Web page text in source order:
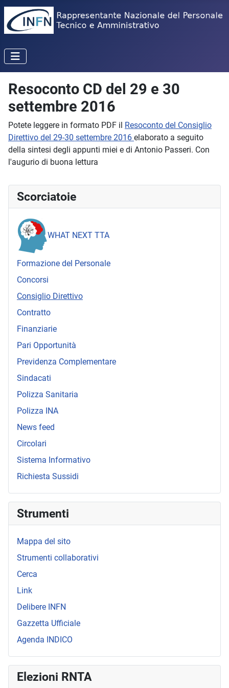
Scorciatoie
WHAT NEXT TTA
Formazione del Personale
Concorsi
Consiglio Direttivo
Contratto
Finanziarie
Pari Opportunità
Previdenza Complementare
Sindacati
Polizza Sanitaria
Polizza INA
News feed
Circolari
Sistema Informativo
Richiesta Sussidi
Strumenti
Mappa del sito
Strumenti collaborativi
Cerca
Link
Delibere INFN
Gazzetta Ufficiale
Agenda INDICO
Elezioni RNTA
Resoconto CD del 29 e 30
settembre 2016
Potete leggere in formato PDF il Resoconto del Consiglio
Direttivo del 29-30 settembre 2016 elaborato a seguito
della sintesi degli appunti miei e di Antonio Passeri. Con
l'augurio di buona lettura